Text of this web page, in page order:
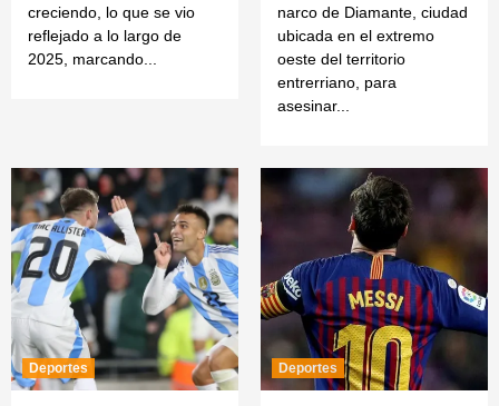
creciendo, lo que se vio
reflejado a lo largo de
2025, marcando...
narco de Diamante, ciudad
ubicada en el extremo
oeste del territorio
entrerriano, para
asesinar...
Deportes Deportes